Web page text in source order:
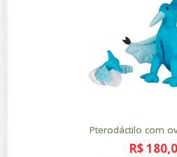
Pterodáctilo com
R$